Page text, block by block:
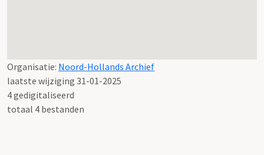
Organisatie: Noord-Hollands Archief
laatste wijziging 31-01-2025
4 gedigitaliseerd
totaal 4 bestanden